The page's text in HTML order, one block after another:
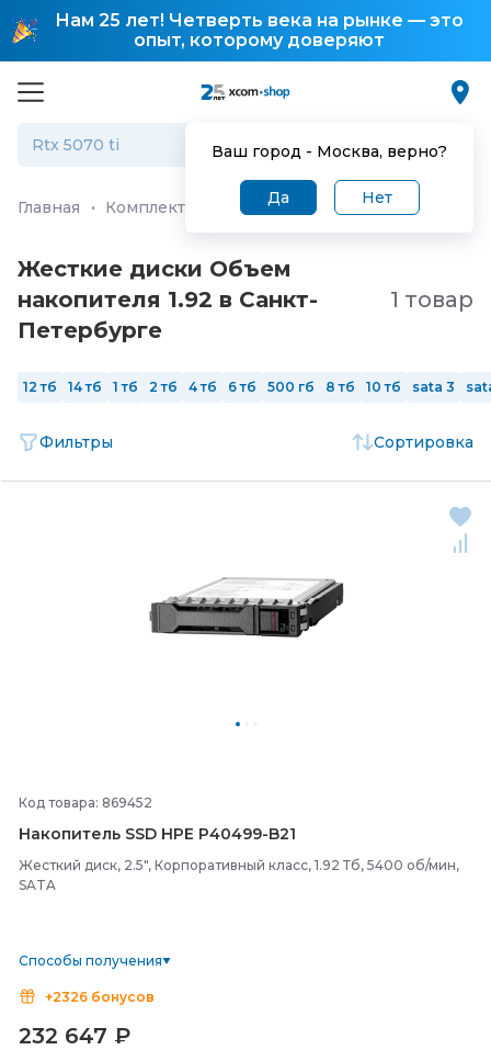
Нам 25 лет! Четверть века на рынке — это
опыт, которому доверяют
Ваш город - Москва, верно?
Да Нет
Главная · Комплектующие для ПК и ноутбуков
Жесткие диски Объем
накопителя 1.92 в Санкт-
Петербургe
1 товар
12 тб 14 тб 1 тб 2 тб 4 тб 6 тб 500 гб 8 тб 10 тб sata 3
Фильтры Сортировка
Код товара: 869452
Накопитель SSD HPE P40499-B21
Жесткий диск, 2.5", Корпоративный класс, 1.92 Тб, 5400 об/мин,
SATA
Способы получения
+2326 бонусов
232 647 ₽